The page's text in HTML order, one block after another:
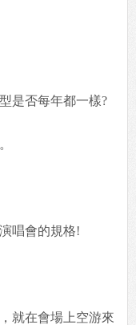
是否每年都一樣?
唱會的規格!
就在會場上空游來